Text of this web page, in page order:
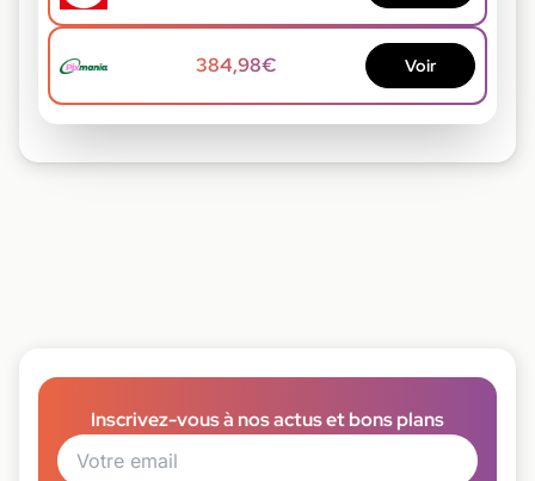
384,98€ Voir
Inscrivez-vous à nos actus et bons plans